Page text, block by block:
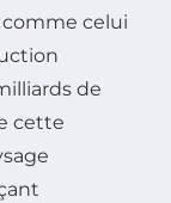
celui
de
cette